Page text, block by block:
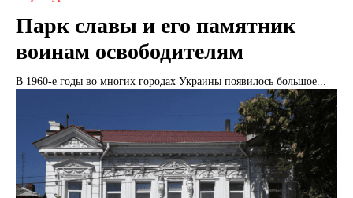
Парк славы и его памятник
воинам освободителям
В 1960-е годы во многих городах Украины появилось большое...